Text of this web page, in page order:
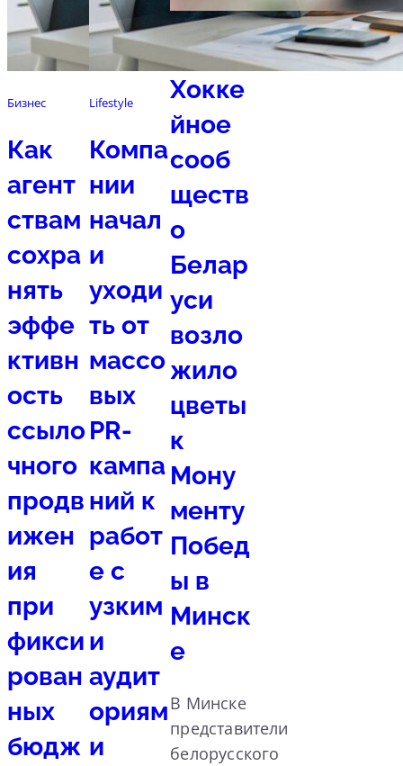
Бизнес
Как
агент
ствам
сохра
нять
эффе
ктивн
ость
ссыло
чного
продв
ижен
ия
при
фикси
рован
ных
бюдж
Lifestyle
Компа
нии
начал
и
уходи
ть от
массо
вых
PR-
кампа
ний к
работ
е с
узким
и
аудит
ориям
и
Спорт
Хокке
йное
сооб
ществ
о
Белар
уси
возло
жило
цветы
к
Мону
менту
Побед
ы в
Минск
е
В Минске
представители
белорусского